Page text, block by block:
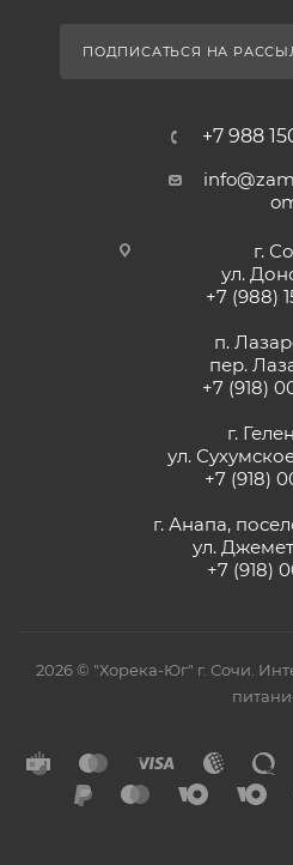
ПОДПИСАТЬСЯ НА
+7 988
г.
ул.
+7 (988)
п.
пер.
+7 (918)
г.
ул.
+7 (918)
г. Анапа,
ул.
+7 (918)
2026 © "Хорека-Юг" г. Сочи.